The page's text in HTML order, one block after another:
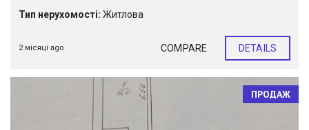
Тип нерухомості: Житлова
2 місяці ago COMPARE DETAILS
ПРОДАЖ